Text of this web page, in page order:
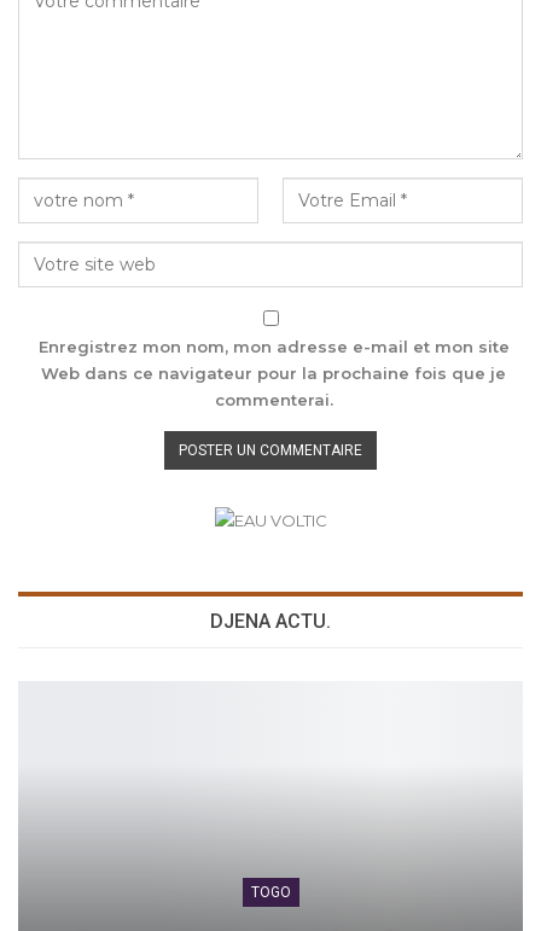
Enregistrez mon nom, mon adresse e-mail et mon site
Web dans ce navigateur pour la prochaine fois que je
commenterai.
DJENA ACTU.
TOGO